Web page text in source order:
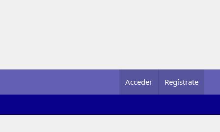
Acceder Regístrate